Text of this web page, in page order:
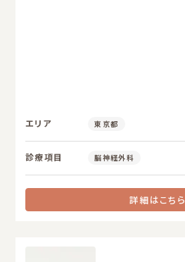
エリア 東京都
診療項目 脳神経外科
詳細はこちら